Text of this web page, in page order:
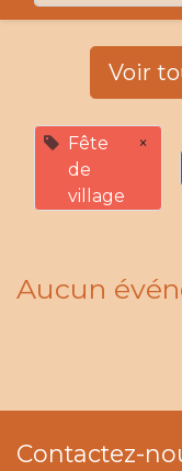
Voir
Fête
de
village
×
Aucun
Contactez-